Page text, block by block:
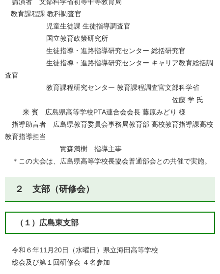
講演者 文部科学省初等中等教育局
教育課程課 教科調査官
児童生徒課 生徒指導調査官
国立教育政策研究所
生徒指導・進路指導研究センター 総括研究官
生徒指導・進路指導研究センター キャリア教育総括調
査官
教育課程研究センター 教育課程調査官文部科学省
佐藤 学 氏
来 賓 広島県高等学校PTA連合会会長 藤原みどり 様
指導助言者 広島県教育委員会事務局教育部 高校教育指導課高校
教育指導担当
實森満樹 指導主事
＊この大会は、広島県高等学校長協会普通部会との共催で実施。
２ 支部（研修会）
（１）広島東支部
令和６年11月20日（水曜日）県立海田高等学校
総会及び第１回研修会 ４名参加